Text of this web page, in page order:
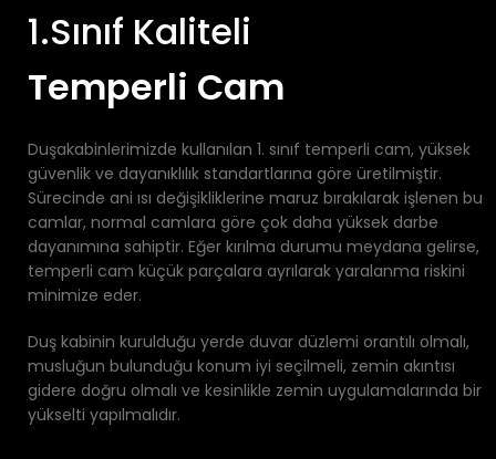
1.Sınıf Kaliteli
Temperli Cam
Duşakabinlerimizde kullanılan 1. sınıf temperli cam, yüksek
güvenlik ve dayanıklılık standartlarına göre üretilmiştir.
Sürecinde ani ısı değişikliklerine maruz bırakılarak işlenen bu
camlar, normal camlara göre çok daha yüksek darbe
dayanımına sahiptir. Eğer kırılma durumu meydana gelirse,
temperli cam küçük parçalara ayrılarak yaralanma riskini
minimize eder.
Duş kabinin kurulduğu yerde duvar düzlemi orantılı olmalı,
musluğun bulunduğu konum iyi seçilmeli, zemin akıntısı
gidere doğru olmalı ve kesinlikle zemin uygulamalarında bir
yükselti yapılmalıdır.